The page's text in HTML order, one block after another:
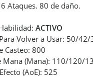
Ataques. 80 de daño.
ACTIVO
Volver a Usar: 50/
Casteo: 800
Mana (Mana): 110/120/
(AoE): 525